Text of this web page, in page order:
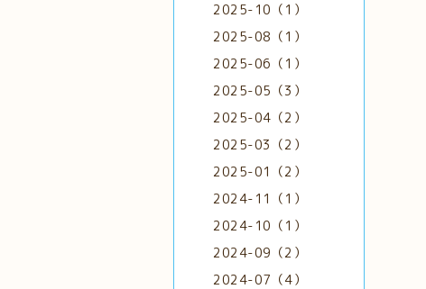
2025-10（1）
2025-08（1）
2025-06（1）
2025-05（3）
2025-04（2）
2025-03（2）
2025-01（2）
2024-11（1）
2024-10（1）
2024-09（2）
2024-07（4）